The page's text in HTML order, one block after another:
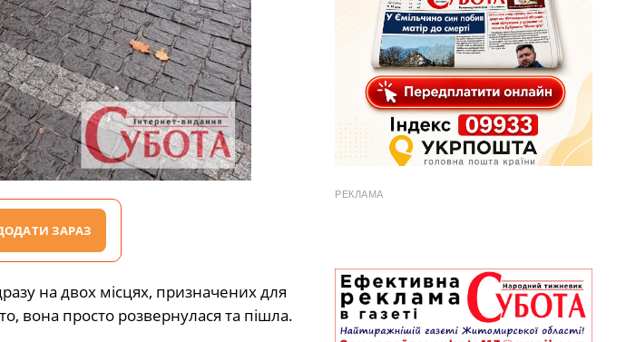
ЗАРАЗ
на двох місцях, призначених для
вона просто розвернулася та пішла.
РЕКЛАМА